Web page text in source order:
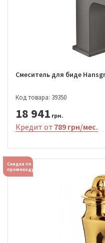
Смеситель для биде
Код товара: 39350
18 941 грн.
Кредит от 789 грн/мес.
Скидка по
промокоду